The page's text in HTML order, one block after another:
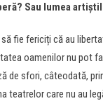
Sau lumea
fie fericiți că au
oamenilor nu pot
de sfori, câteodată,
teatrelor care nu au